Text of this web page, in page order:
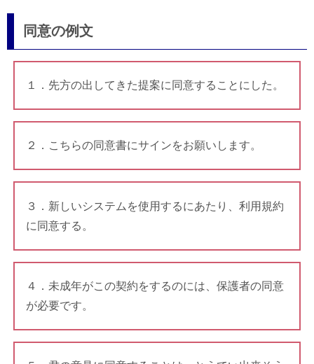
同意の例文
１．先方の出してきた提案に同意することにした。
２．こちらの同意書にサインをお願いします。
３．新しいシステムを使用するにあたり、利用規約
に同意する。
４．未成年がこの契約をするのには、保護者の同意
が必要です。